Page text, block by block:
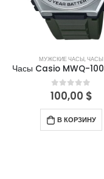
МУЖСКИЕ ЧАСЫ,ЧАСЫ
0out of 5
100,00 $
В КОРЗИНУ